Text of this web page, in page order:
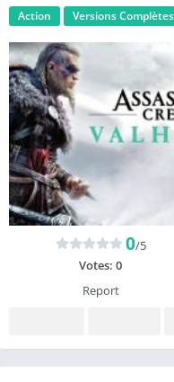
Action Versions Complètes
0/5
Votes: 0
Report